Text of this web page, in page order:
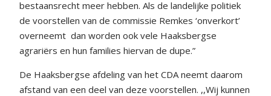
bestaansrecht meer hebben. Als de landelijke politiek
de voorstellen van de commissie Remkes ‘onverkort’
overneemt dan worden ook vele Haaksbergse
agrariërs en hun families hiervan de dupe.”
De Haaksbergse afdeling van het CDA neemt daarom
afstand van een deel van deze voorstellen. ,,Wij kunnen